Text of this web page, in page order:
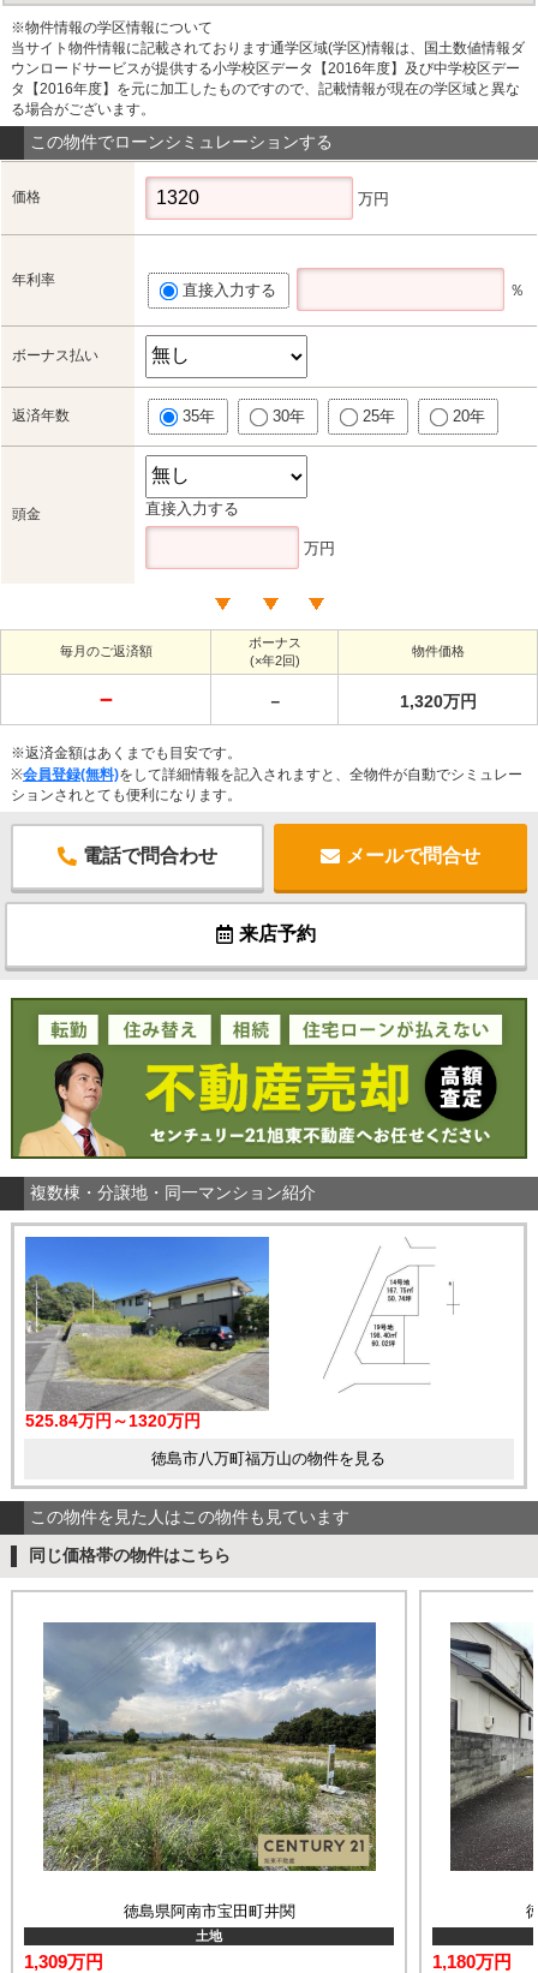
※物件情報の学区情報について
当サイト物件情報に記載されております通学区域(学区)情報は、国土数値情報ダ
ウンロードサービスが提供する小学校区データ【2016年度】及び中学校区デー
タ【2016年度】を元に加工したものですので、記載情報が現在の学区域と異な
る場合がございます。
この物件でローンシミュレーションする
価格 万円
年利率
直接入力する ％
ボーナス払い
返済年数 35年 30年 25年 20年
頭金 直接入力する
万円
毎月のご返済額
ボーナス
(×年2回)
物件価格
－ － 1,320万円
※返済金額はあくまでも目安です。
※会員登録(無料)をして詳細情報を記入されますと、全物件が自動でシミュレー
ションされとても便利になります。
電話で問合わせ メールで問合せ
来店予約
複数棟・分譲地・同一マンション紹介
525.84万円～1320万円
徳島市八万町福万山の物件を見る
この物件を見た人はこの物件も見ています
同じ価格帯の物件はこちら
徳島県阿南市宝田町井関
土地
1,309万円 1,180万円